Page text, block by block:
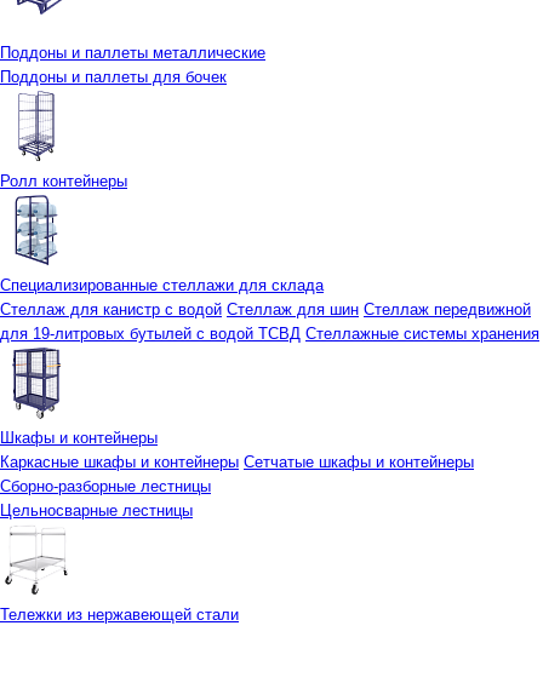
Поддоны и паллеты металлические
Поддоны и паллеты для бочек
Ролл контейнеры
Специализированные стеллажи для склада
Стеллаж для канистр с водой Стеллаж для шин Стеллаж передвижной
для 19-литровых бутылей с водой ТСВД Стеллажные системы хранения
Шкафы и контейнеры
Каркасные шкафы и контейнеры Сетчатые шкафы и контейнеры
Сборно-разборные лестницы
Цельносварные лестницы
Тележки из нержавеющей стали